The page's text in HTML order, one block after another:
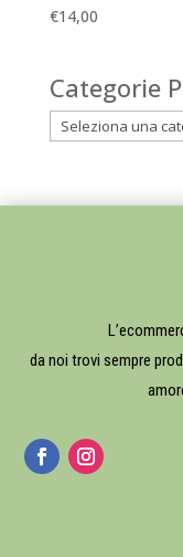
€14,00
Categorie
da noi trovi sempre